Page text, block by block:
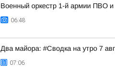
Военный оркестр 1-й армии ПВО
06:48
Два майора: #Сводка на утро 7
07:06